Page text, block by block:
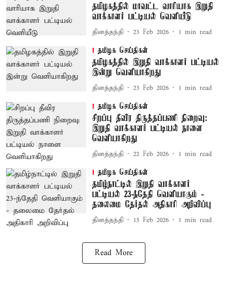
தமிழகத்தில் மாவட்ட வாரியாக இறுதி
வாக்காளர் பட்டியல் வெளியீடு
தினத்தந்தி 23 Feb 2026 1 min read
தமிழக செய்திகள்
தமிழகத்தில் இறுதி வாக்காளர் பட்டியல்
இன்று வெளியாகிறது
தினத்தந்தி 23 Feb 2026 1 min read
தமிழக செய்திகள்
சிறப்பு தீவிர திருத்தப்பணி நிறைவு:
இறுதி வாக்காளர் பட்டியல் நாளை
வெளியாகிறது
தினத்தந்தி 22 Feb 2026 1 min read
தமிழக செய்திகள்
தமிழ்நாட்டில் இறுதி வாக்காளர்
பட்டியல் 23-ந்தேதி வெளியாகும் -
தலைமை தேர்தல் அதிகாரி அறிவிப்பு
தினத்தந்தி 15 Feb 2026 1 min read
Read More